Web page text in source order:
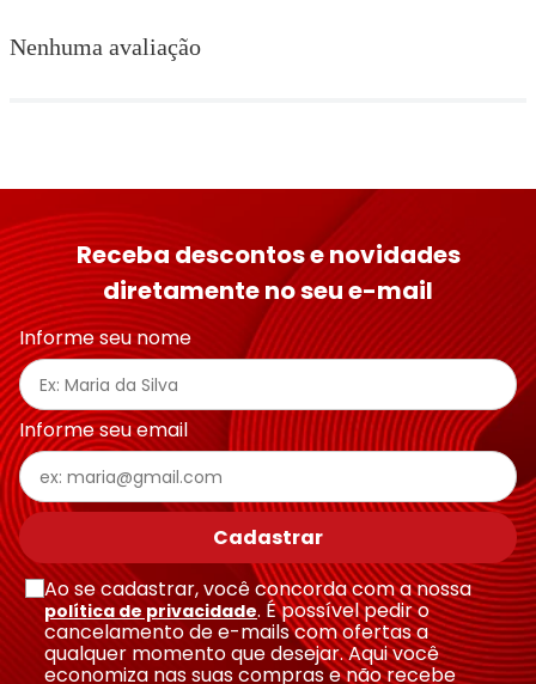
Título
★★★★★
Seu nome
Endereço de email
Escreva uma avaliação
Enviar avaliação
Nenhuma avaliação
Receba descontos e novidades
diretamente no seu e-mail
Informe seu nome
Informe seu email
Cadastrar
Ao se cadastrar, você concorda com a nossa
política de privacidade. É possível pedir o
cancelamento de e-mails com ofertas a
qualquer momento que desejar. Aqui você
economiza nas suas compras e não recebe